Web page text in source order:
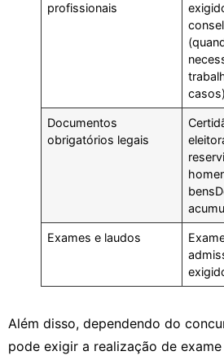
profissionais
casos)
Documentos
obrigatórios legais
Exames e laudos
Além disso, dependendo do
pode exigir a realização de